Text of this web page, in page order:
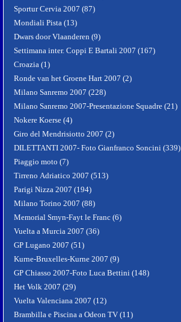
Sportur Cervia 2007 (87)
Mondiali Pista (13)
Dwars door Vlaanderen (9)
Settimana inter. Coppi E Bartali 2007 (167)
Croazia (1)
Ronde van het Groene Hart 2007 (2)
Milano Sanremo 2007 (228)
Milano Sanremo 2007-Presentazione Squadre (21)
Nokere Koerse (4)
Giro del Mendrisiotto 2007 (2)
DILETTANTI 2007- Foto Gianfranco Soncini (339)
Piaggio moto (7)
Tirreno Adriatico 2007 (513)
Parigi Nizza 2007 (194)
Milano Torino 2007 (88)
Memorial Smyn-Fayt le Franc (6)
Vuelta a Murcia 2007 (36)
GP Lugano 2007 (51)
Kurne-Bruxelles-Kurne 2007 (9)
GP Chiasso 2007-Foto Luca Bettini (148)
Het Volk 2007 (29)
Vuelta Valenciana 2007 (12)
Brambilla e Piscina a Odeon TV (11)